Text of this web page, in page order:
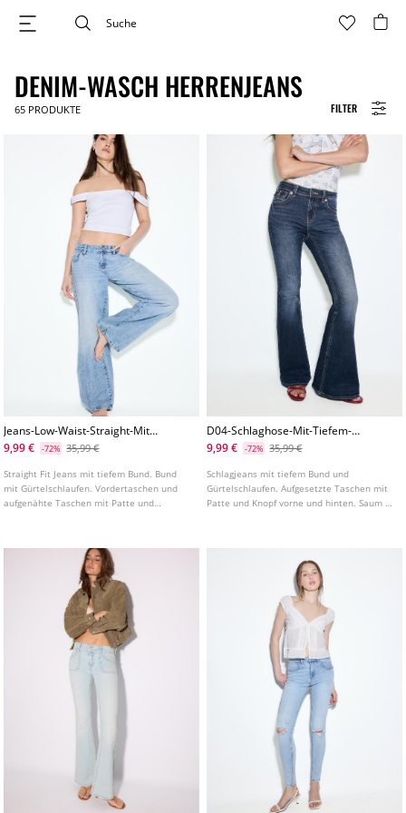
FILTER
DENIM-WASCH HERRENJEANS
65 PRODUKTE
Jeans-Low-Waist-Straight-Mit-
Taschen-Und-Nieten
9,99 € -72% 35,99 €
Straight Fit Jeans mit tiefem Bund. Bund
mit Gürtelschlaufen. Vordertaschen und
aufgenähte Taschen mit Patte und
D04-Schlaghose-Mit-Tiefem-
Bund
9,99 € -72% 35,99 €
Schlagjeans mit tiefem Bund und
Gürtelschlaufen. Aufgesetzte Taschen mit
Patte und Knopf vorne und hinten. Saum in